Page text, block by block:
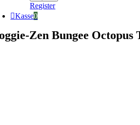
Register
Kasse0
Zen Bungee